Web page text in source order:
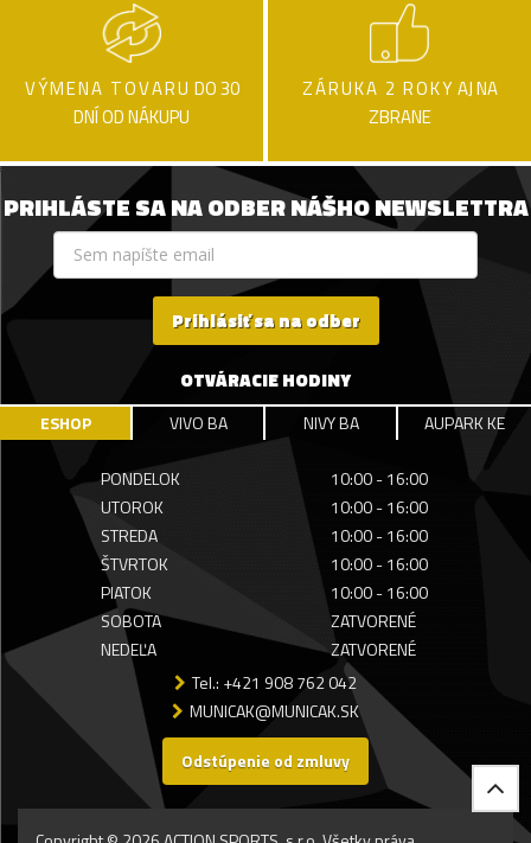
VÝMENA TOVARU DO 30
DNÍ OD NÁKUPU
ZÁRUKA 2 ROKY AJ NA
ZBRANE
PRIHLÁSTE SA NA ODBER NÁŠHO NEWSLETTRA
Prihlásiť sa na odber
OTVÁRACIE HODINY
ESHOP VIVO BA NIVY BA AUPARK KE
PONDELOK
10:00 - 16:00
UTOROK
10:00 - 16:00
STREDA
10:00 - 16:00
ŠTVRTOK
10:00 - 16:00
PIATOK
10:00 - 16:00
SOBOTA
ZATVORENÉ
NEDEĽA
ZATVORENÉ
Tel.: +421 908 762 042
MUNICAK@MUNICAK.SK
Odstúpenie od zmluvy